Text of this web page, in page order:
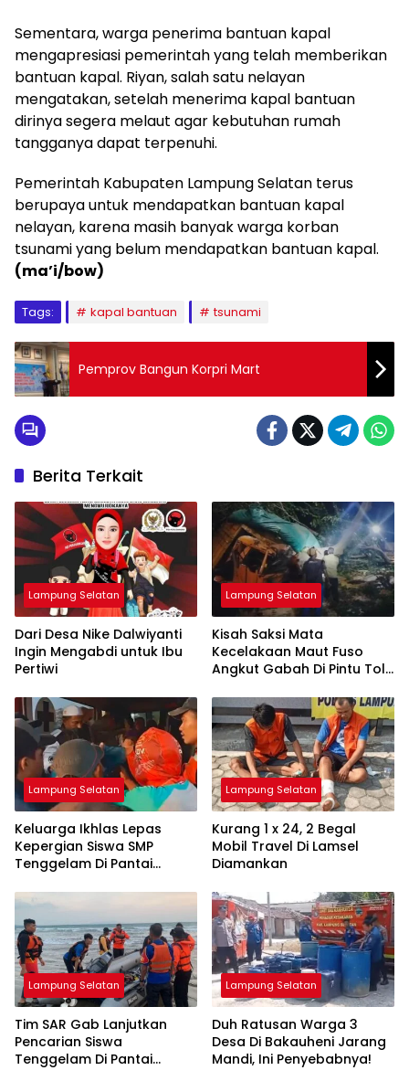
Sementara, warga penerima bantuan kapal
mengapresiasi pemerintah yang telah memberikan
bantuan kapal. Riyan, salah satu nelayan
mengatakan, setelah menerima kapal bantuan
dirinya segera melaut agar kebutuhan rumah
tangganya dapat terpenuhi.
Pemerintah Kabupaten Lampung Selatan terus
berupaya untuk mendapatkan bantuan kapal
nelayan, karena masih banyak warga korban
tsunami yang belum mendapatkan bantuan kapal.
(ma’i/bow)
Tags: kapal bantuan tsunami
Pemprov Bangun Korpri Mart
Berita Terkait
Lampung Selatan
Dari Desa Nike Dalwiyanti
Ingin Mengabdi untuk Ibu
Pertiwi
Lampung Selatan
Kisah Saksi Mata
Kecelakaan Maut Fuso
Angkut Gabah Di Pintu Tol
Lampung Selatan
Keluarga Ikhlas Lepas
Kepergian Siswa SMP
Tenggelam Di Pantai
Lampung Selatan
Kurang 1 x 24, 2 Begal
Mobil Travel Di Lamsel
Diamankan
Lampung Selatan
Tim SAR Gab Lanjutkan
Pencarian Siswa
Tenggelam Di Pantai
Lampung Selatan
Duh Ratusan Warga 3
Desa Di Bakauheni Jarang
Mandi, Ini Penyebabnya!